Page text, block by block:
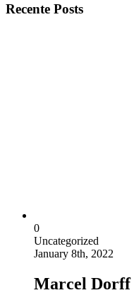
Recente Posts
0
Uncategorized
January 8th, 2022
Marcel